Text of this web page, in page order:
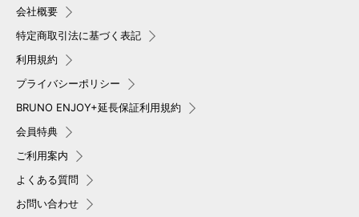
会社概要
特定商取引法に基づく表記
利用規約
プライバシーポリシー
BRUNO ENJOY+延長保証利用規約
会員特典
ご利用案内
よくある質問
お問い合わせ